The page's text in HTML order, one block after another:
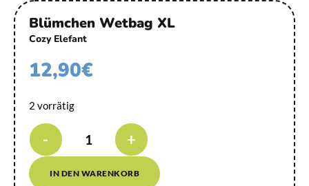
Blümchen Wetbag XL
Cozy Elefant
12,90€
2 vorrätig
- +
IN DEN WARENKORB